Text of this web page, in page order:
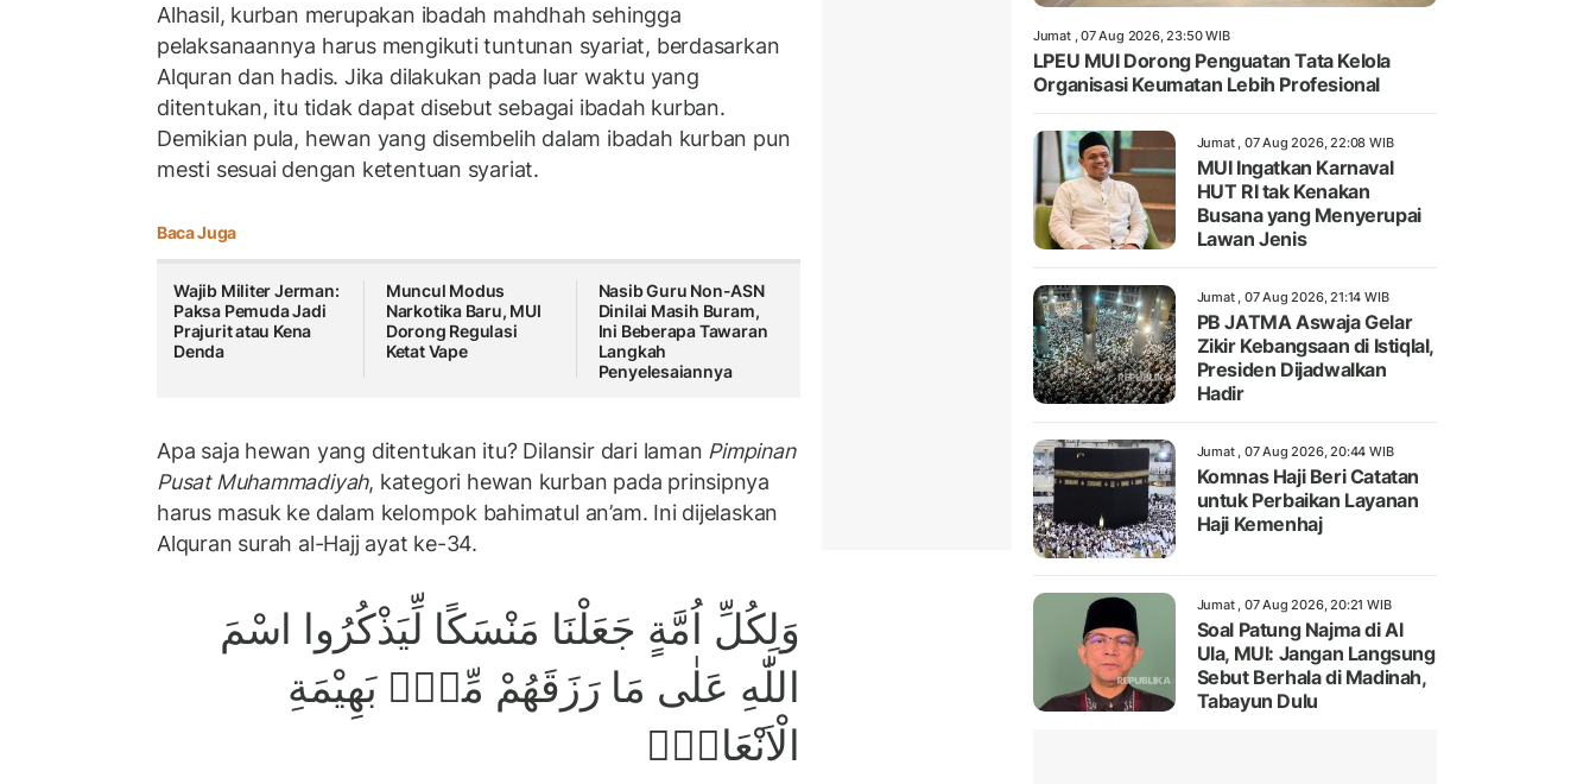
Alhasil, kurban merupakan ibadah mahdhah sehingga
pelaksanaannya harus mengikuti tuntunan syariat, berdasarkan
Alquran dan hadis. Jika dilakukan pada luar waktu yang
ditentukan, itu tidak dapat disebut sebagai ibadah kurban.
Demikian pula, hewan yang disembelih dalam ibadah kurban pun
mesti sesuai dengan ketentuan syariat.
Baca Juga
Wajib Militer Jerman:
Paksa Pemuda Jadi
Prajurit atau Kena
Denda
Muncul Modus
Narkotika Baru, MUI
Dorong Regulasi
Ketat Vape
Nasib Guru Non-ASN
Dinilai Masih Buram,
Ini Beberapa Tawaran
Langkah
Penyelesaiannya
Apa saja hewan yang ditentukan itu? Dilansir dari laman Pimpinan
Pusat Muhammadiyah, kategori hewan kurban pada prinsipnya
harus masuk ke dalam kelompok bahimatul an’am. Ini dijelaskan
Alquran surah al-Hajj ayat ke-34.
وَلِكُلِّ اُمَّةٍ جَعَلْنَا مَنْسَكًا لِّيَذْكُرُوا اسْمَ
اللّٰهِ عَلٰى مَا رَزَقَهُمْ مِّنْۢ بَهِيْمَةِ
الْاَنْعَامِۗ
Jumat , 07 Aug 2026, 23:50 WIB
LPEU MUI Dorong Penguatan Tata Kelola
Organisasi Keumatan Lebih Profesional
Jumat , 07 Aug 2026, 22:08 WIB
MUI Ingatkan Karnaval
HUT RI tak Kenakan
Busana yang Menyerupai
Lawan Jenis
Jumat , 07 Aug 2026, 21:14 WIB
PB JATMA Aswaja Gelar
Zikir Kebangsaan di Istiqlal,
Presiden Dijadwalkan
Hadir
Jumat , 07 Aug 2026, 20:44 WIB
Komnas Haji Beri Catatan
untuk Perbaikan Layanan
Haji Kemenhaj
Jumat , 07 Aug 2026, 20:21 WIB
Soal Patung Najma di Al
Ula, MUI: Jangan Langsung
Sebut Berhala di Madinah,
Tabayun Dulu